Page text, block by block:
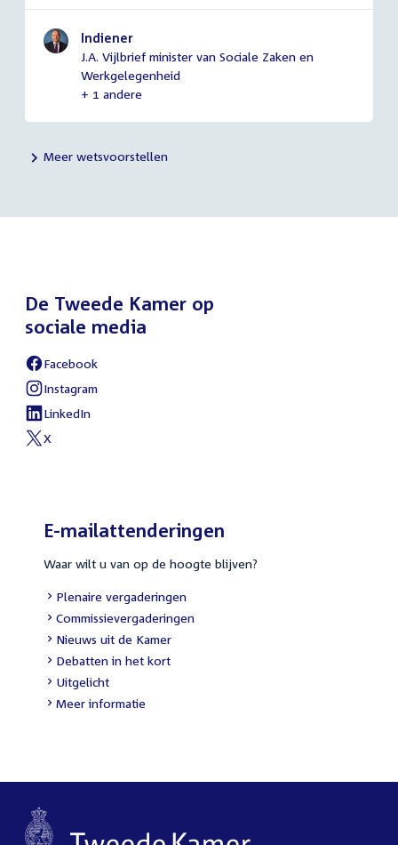
Indiener
J.A. Vijlbrief minister van Sociale Zaken en
Werkgelegenheid
+ 1 andere
Meer wetsvoorstellen
De Tweede Kamer op
sociale media
External
link:
Facebook
External
link:
Instagram
External
link:
LinkedIn
External
X
E-mailattenderingen
Waar wilt u van op de hoogte blijven?
External
link:
Plenaire vergaderingen
External
link:
Commissievergaderingen
External
link:
Nieuws uit de Kamer
External
link:
Debatten in het kort
External
link:
Uitgelicht
Meer informatie